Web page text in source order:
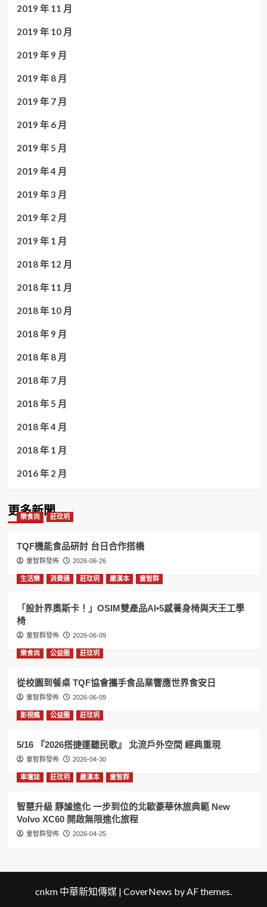
2019 年 11 月
2019 年 10 月
2019 年 9 月
2019 年 8 月
2019 年 7 月
2019 年 6 月
2019 年 5 月
2019 年 4 月
2019 年 3 月
2019 年 2 月
2019 年 1 月
2018 年 12 月
2018 年 11 月
2018 年 10 月
2018 年 9 月
2018 年 8 月
2018 年 7 月
2018 年 5 月
2018 年 4 月
2018 年 1 月
2016 年 2 月
更多新聞
樂食尚 莊玟玥
TQF機能食品研討 台日合作搭橋
童智群發佈 2026-06-26
生活樂 消費通 莊玟玥 嚴漢本 童智群
「設計界奧斯卡！」OSIM雙產品AI•5感養身椅與天王工學
椅
童智群發佈 2026-06-09
樂食尚 公益圈 莊玟玥
從校園到餐桌 TQF協會攜手食品業響應世界食安日
童智群發佈 2026-06-09
影視瘋 公益圈 莊玟玥
5/16 『2026搭捷運聽民歌』 北流戶外空間 經典重現
童智群發佈 2026-04-30
車壇誌 莊玟玥 嚴漢本 童智群
智慧升級 靜謐進化 一步到位的北歐豪華休旅典範 New
Volvo XC60 開啟無限進化旅程
童智群發佈 2026-04-25
cnkm 中華新知傳媒 | CoverNews by AF themes.